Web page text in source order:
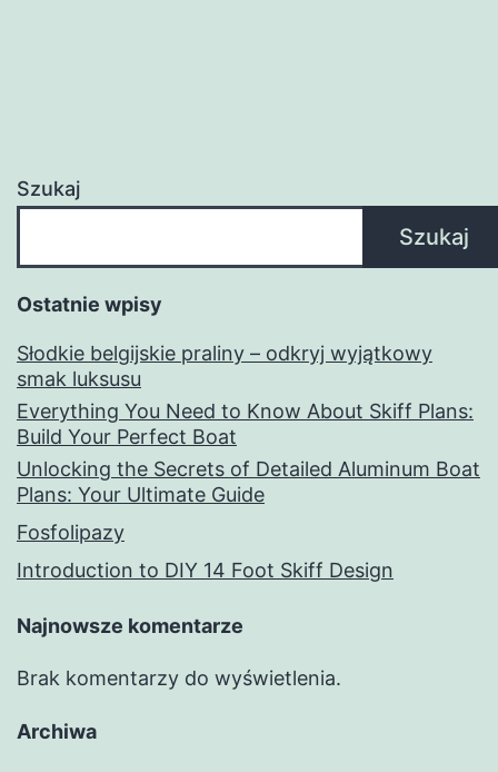
Szukaj
Szukaj
Ostatnie wpisy
Słodkie belgijskie praliny – odkryj wyjątkowy
smak luksusu
Everything You Need to Know About Skiff Plans:
Build Your Perfect Boat
Unlocking the Secrets of Detailed Aluminum Boat
Plans: Your Ultimate Guide
Fosfolipazy
Introduction to DIY 14 Foot Skiff Design
Najnowsze komentarze
Brak komentarzy do wyświetlenia.
Archiwa